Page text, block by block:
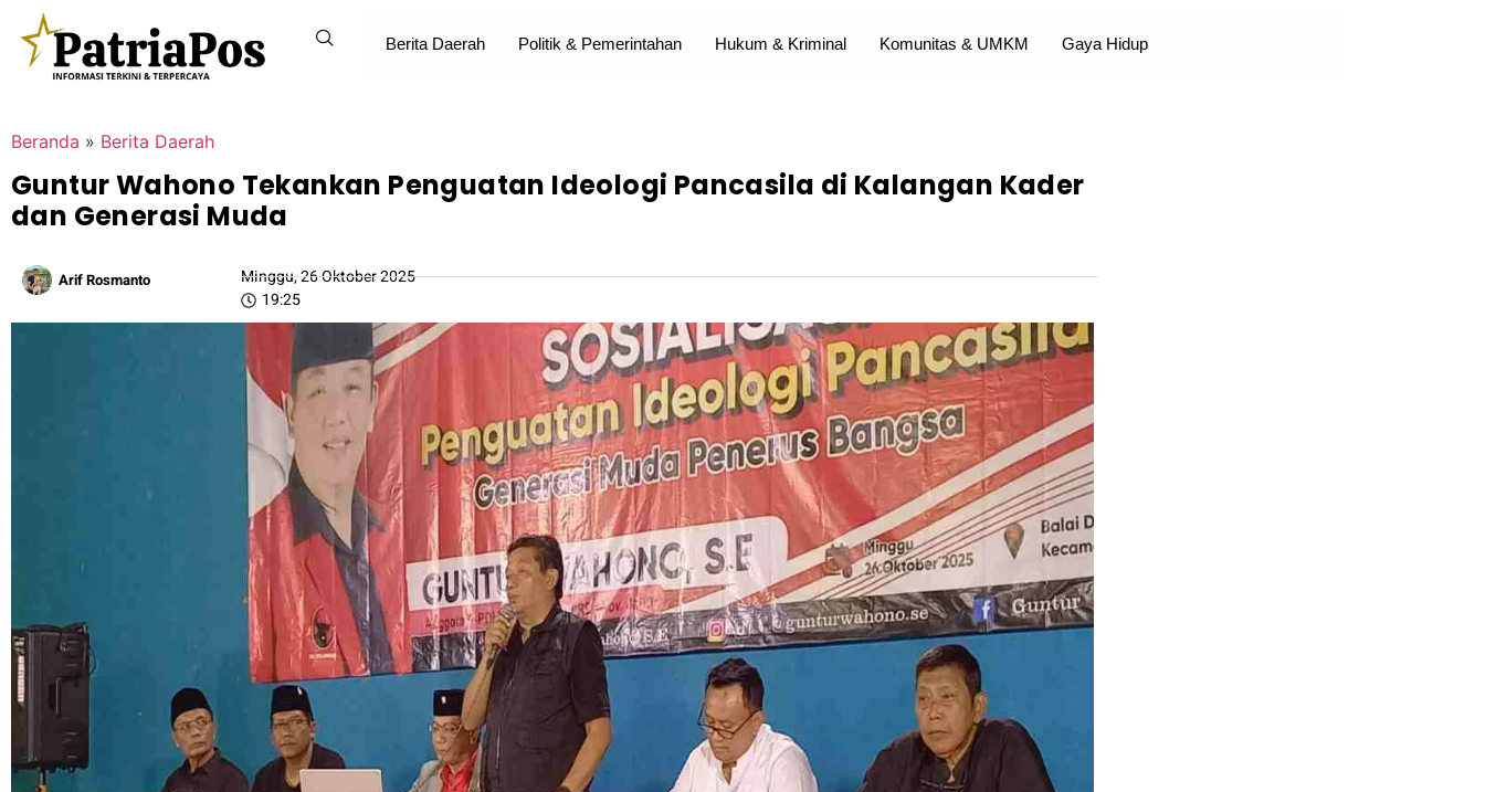
Berita Daerah Politik & Pemerintahan Hukum & Kriminal Komunitas & UMKM Gaya Hidup
Beranda » Berita Daerah
Guntur Wahono Tekankan Penguatan Ideologi Pancasila di Kalangan Kader
dan Generasi Muda
Arif Rosmanto
Minggu, 26 Oktober 2025
19:25